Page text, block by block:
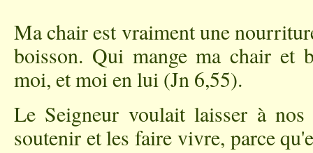
Ma chair est vraiment une
boisson. Qui mange ma chair et
moi, et moi en lui (Jn 6,55).
Le Seigneur voulait laisser à
soutenir et les faire vivre, parce